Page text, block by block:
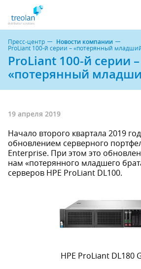
Пресс-центр Новости компании
ProLiant 100-й серии – «потерянный
ProLiant 100-й серии –
«потерянный
19 апреля 2019
Начало второго квартала 2019
обновлением серверного
Enterprise. При этом это
нам «потерянного младшего
серверов HPE ProLiant DL100.
HPE ProLiant DL180